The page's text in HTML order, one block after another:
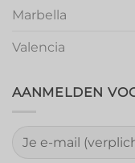
Marbella
Valencia
AANMELDEN